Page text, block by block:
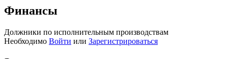
Финансы
Должники по исполнительным производствам
Необходимо Войти или Зарегистрироваться